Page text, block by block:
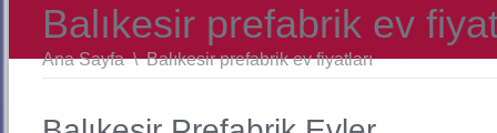
Balıkesir prefabrik ev
Ana Sayfa \Balıkesir prefabrik ev fiyatları